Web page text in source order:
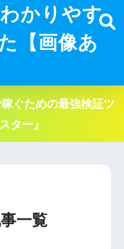
かりやす
【画像あ
ぐための最強検証ツ
ター』
一覧